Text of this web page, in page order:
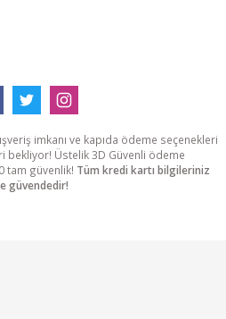
imkanı ve kapıda ödeme seçenekleri
bekliyor! Üstelik 3D Güvenli ödeme
tam güvenlik! Tüm kredi kartı bilgileriniz
güvendedir!